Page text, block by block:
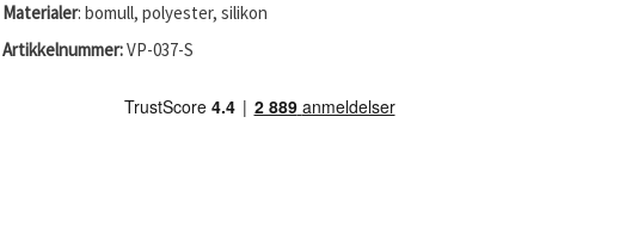
Materialer: bomull, polyester, silikon
Artikkelnummer:VP-037-S